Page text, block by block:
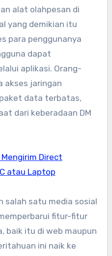
alat olahpesan di
yang demikian itu
para penggunanya
dapat
aplikasi. Orang-
akses jaringan
data terbatas,
dari keberadaan DM
Mengirim Direct
atau Laptop
salah satu media sosial
fitur-fitur
baik itu di web maupun
ini naik ke